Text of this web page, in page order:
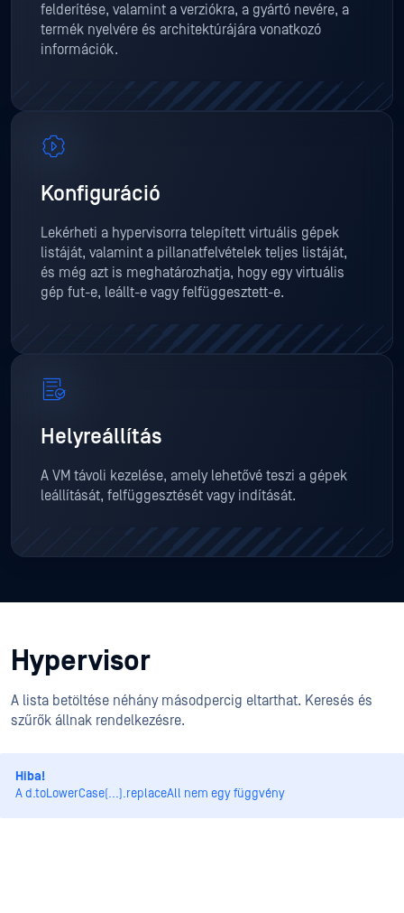
felderítése, valamint a verziókra, a gyártó nevére, a
termék nyelvére és architektúrájára vonatkozó
információk.
Konfiguráció
Lekérheti a hypervisorra telepített virtuális gépek
listáját, valamint a pillanatfelvételek teljes listáját,
és még azt is meghatározhatja, hogy egy virtuális
gép fut-e, leállt-e vagy felfüggesztett-e.
Helyreállítás
A VM távoli kezelése, amely lehetővé teszi a gépek
leállítását, felfüggesztését vagy indítását.
Hypervisor
A lista betöltése néhány másodpercig eltarthat. Keresés és
szűrők állnak rendelkezésre.
Hiba!
A d.toLowerCase(...).replaceAll nem egy függvény